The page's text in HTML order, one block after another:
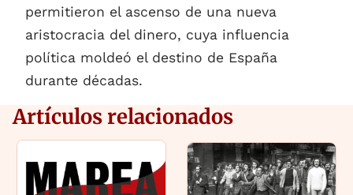
permitieron el ascenso de una nueva
aristocracia del dinero, cuya influencia
política moldeó el destino de España
durante décadas.
Artículos relacionados